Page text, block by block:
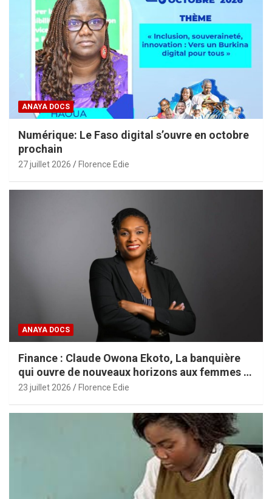
ANAYA DOCS
Numérique: Le Faso digital s’ouvre en octobre
prochain
27 juillet 2026 Florence Edie
ANAYA DOCS
Finance : Claude Owona Ekoto, La banquière
qui ouvre de nouveaux horizons aux femmes et
aux PME africaines
23 juillet 2026 Florence Edie